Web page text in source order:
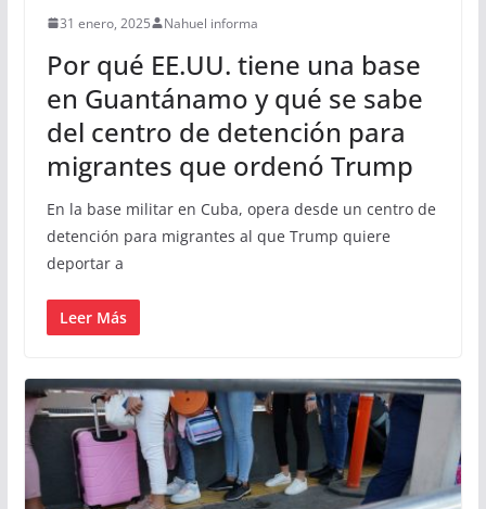
31 enero, 2025 Nahuel informa
Por qué EE.UU. tiene una base
en Guantánamo y qué se sabe
del centro de detención para
migrantes que ordenó Trump
En la base militar en Cuba, opera desde un centro de
detención para migrantes al que Trump quiere
deportar a
Leer Más